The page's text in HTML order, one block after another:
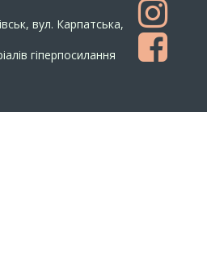
вул. Карпатська,
гіперпосилання